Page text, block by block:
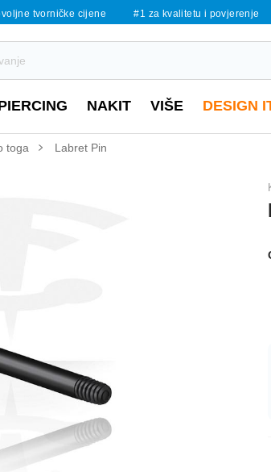
tvorničke cijene #1 za kvalitetu i povjerenje
NAKIT VIŠE DESIGN
toga Labret Pin